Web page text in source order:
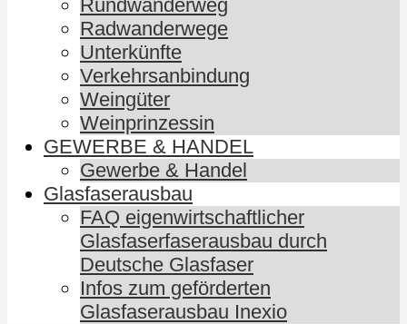
Rundwanderweg
Radwanderwege
Unterkünfte
Verkehrsanbindung
Weingüter
Weinprinzessin
GEWERBE & HANDEL
Gewerbe & Handel
Glasfaserausbau
FAQ eigenwirtschaftlicher
Glasfaserfaserausbau durch
Deutsche Glasfaser
Infos zum geförderten
Glasfaserausbau Inexio